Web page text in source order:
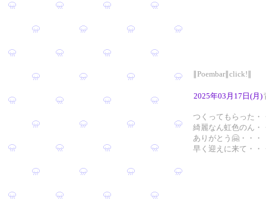
∥Poembar∥click!∥
2025年03月17日(月)
つくってもらった・
綺麗なん虹色のん・
ありがとう🤗・・・
早く迎えに来て・・